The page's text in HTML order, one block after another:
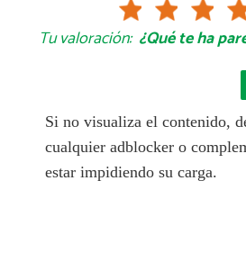
Tu valoración: ¿Qué te ha
Si no visualiza el contenido,
cualquier adblocker o
estar impidiendo su carga.